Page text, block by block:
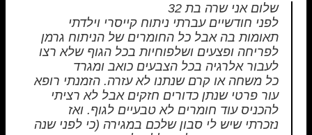
שלום אני שרה בת 32
לפני חודשיים עברתי ניתוח קייסרי וילדתי
תאומות בה אבל כל החומרים של הניתוח גרמן
לפריחה ופצעים ושלפוחיות בכל הגוף שלא רצו
לעבור אלרגיה בכל הצבעים כואב ומגרד
כל משחה או קרם שנתנו לא עזרה. הזמנתי רופא
עור פרטי שנתן כדורים חזקים אבל לא רציתי
להכניס עוד חומרים לא טבעיים לגוף. ואז
נזכרתי שיש לי סבון שלכם במגירה (כי לפני שנה